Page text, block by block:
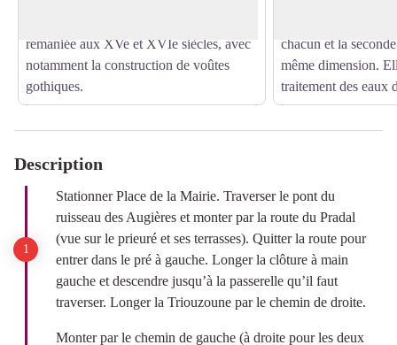
remaniée aux XVe et XVIe siècles, avec
notamment la construction de voûtes
gothiques.
chacun et la
même dimension.
traitement des eaux
Description
Stationner Place de la Mairie. Traverser le pont du
ruisseau des Augières et monter par la route du Pradal
(vue sur le prieuré et ses terrasses). Quitter la route pour
entrer dans le pré à gauche. Longer la clôture à main
gauche et descendre jusqu’à la passerelle qu’il faut
traverser. Longer la Triouzoune par le chemin de droite.
Monter par le chemin de gauche (à droite pour les deux